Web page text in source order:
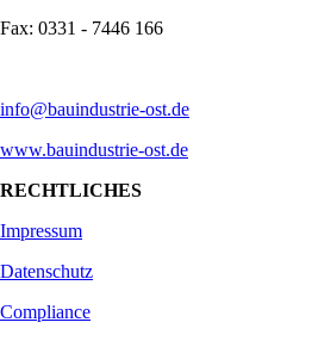
Fax: 0331 - 7446 166
info@bauindustrie-ost.de
www.bauindustrie-ost.de
RECHTLICHES
Impressum
Datenschutz
Compliance